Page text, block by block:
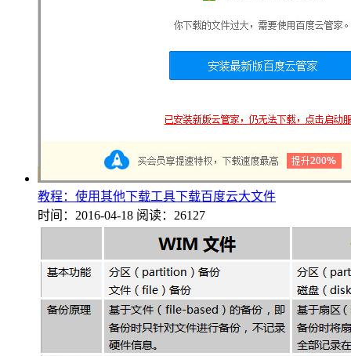
教程：使用其他下载工具下载百度云大文件
时间：2016-04-18 阅读：26127